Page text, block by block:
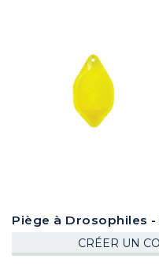
Piège à Drosophiles
CRÉER UN